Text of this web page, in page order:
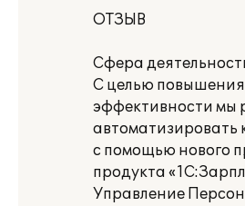
ОТЗЫВ
Сфера
С целью повышения
эффективности мы
автоматизировать
с помощью нового
продукта
Управление